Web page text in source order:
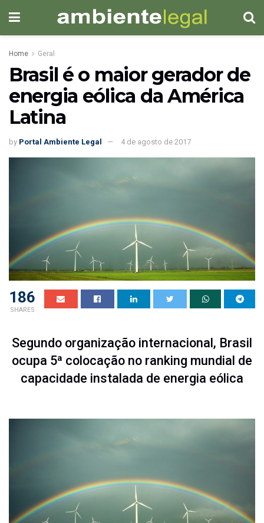
Home Geral
Brasil é o maior gerador de
energia eólica da América
Latina
by Portal Ambiente Legal 4 de agosto de 2017
186
SHARES
Segundo organização internacional, Brasil
ocupa 5ª colocação no ranking mundial de
capacidade instalada de energia eólica